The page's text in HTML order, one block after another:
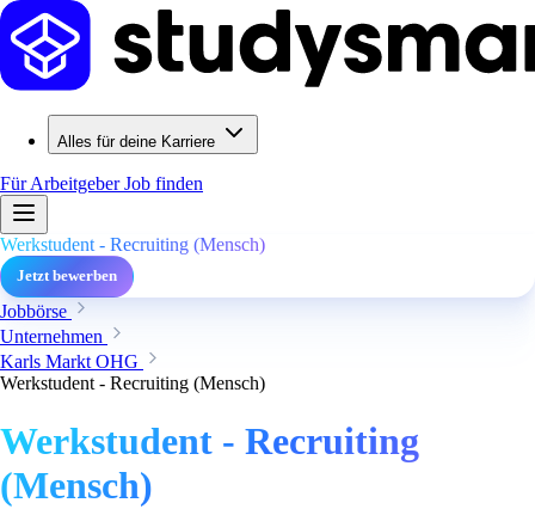
Alles für deine Karriere
Für ArbeitgeberJob finden
Werkstudent - Recruiting (Mensch)
Jetzt bewerben
Jobbörse
Unternehmen
Karls Markt OHG
Werkstudent - Recruiting (Mensch)
Werkstudent - Recruiting
(Mensch)